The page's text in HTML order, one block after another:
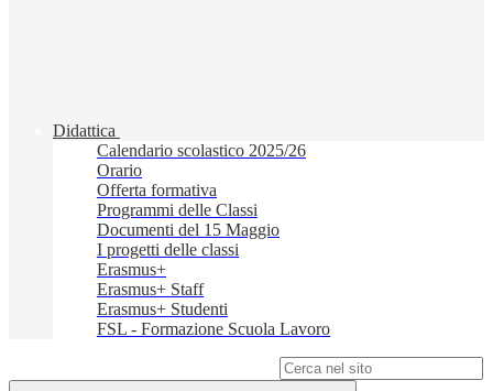
Didattica
Calendario scolastico 2025/26
Orario
Offerta formativa
Programmi delle Classi
Documenti del 15 Maggio
I progetti delle classi
Erasmus+
Erasmus+ Staff
Erasmus+ Studenti
FSL - Formazione Scuola Lavoro